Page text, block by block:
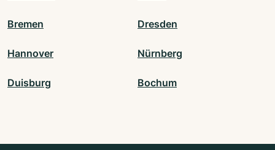
Bremen Dresden
Hannover Nürnberg
Duisburg Bochum